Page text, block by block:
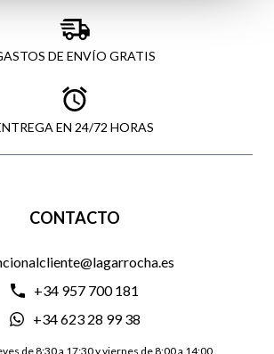
DE ENVÍO GRATIS
EN 24/72 HORAS
CONTACTO
+34 957 700 181
+34 623 28 99 38
de 8:30 a 17:30 y viernes de 8:00 a 14:00